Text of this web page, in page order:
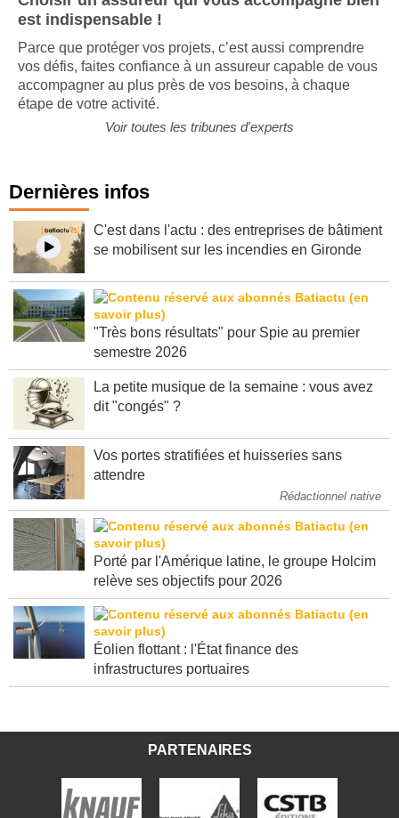
Choisir un assureur qui vous accompagne bien
est indispensable !
Parce que protéger vos projets, c’est aussi comprendre
vos défis, faites confiance à un assureur capable de vous
accompagner au plus près de vos besoins, à chaque
Dernières infos
C'est dans l'actu : des entreprises de bâtiment
"Très bons résultats" pour Spie au premier
La petite musique de la semaine : vous avez
Vos portes stratifiées et huisseries sans
Rédactionnel native
Porté par l'Amérique latine, le groupe Holcim
Éolien flottant : l'État finance des